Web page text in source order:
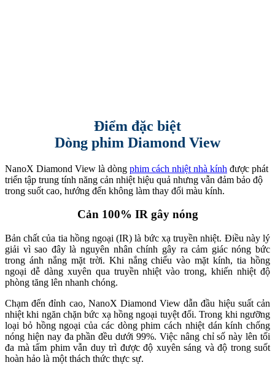
Điểm đặc biệt
Dòng phim Diamond View
NanoX Diamond View là dòng phim cách nhiệt nhà kính được phát
triển tập trung tính năng cản nhiệt hiệu quả nhưng vẫn đảm bảo độ
trong suốt cao, hướng đến không làm thay đổi màu kính.
Cản 100% IR gây nóng
Bản chất của tia hồng ngoại (IR) là bức xạ truyền nhiệt. Điều này lý
giải vì sao đây là nguyên nhân chính gây ra cảm giác nóng bức
trong ánh nắng mặt trời. Khi nắng chiếu vào mặt kính, tia hồng
ngoại dễ dàng xuyên qua truyền nhiệt vào trong, khiến nhiệt độ
phòng tăng lên nhanh chóng.
Chạm đến đỉnh cao, NanoX Diamond View dẫn đầu hiệu suất cản
nhiệt khi ngăn chặn bức xạ hồng ngoại tuyệt đối. Trong khi ngưỡng
loại bỏ hồng ngoại của các dòng phim cách nhiệt dán kính chống
nóng hiện nay đa phần đều dưới 99%. Việc nâng chỉ số này lên tối
đa mà tấm phim vẫn duy trì được độ xuyên sáng và độ trong suốt
hoàn hảo là một thách thức thực sự.